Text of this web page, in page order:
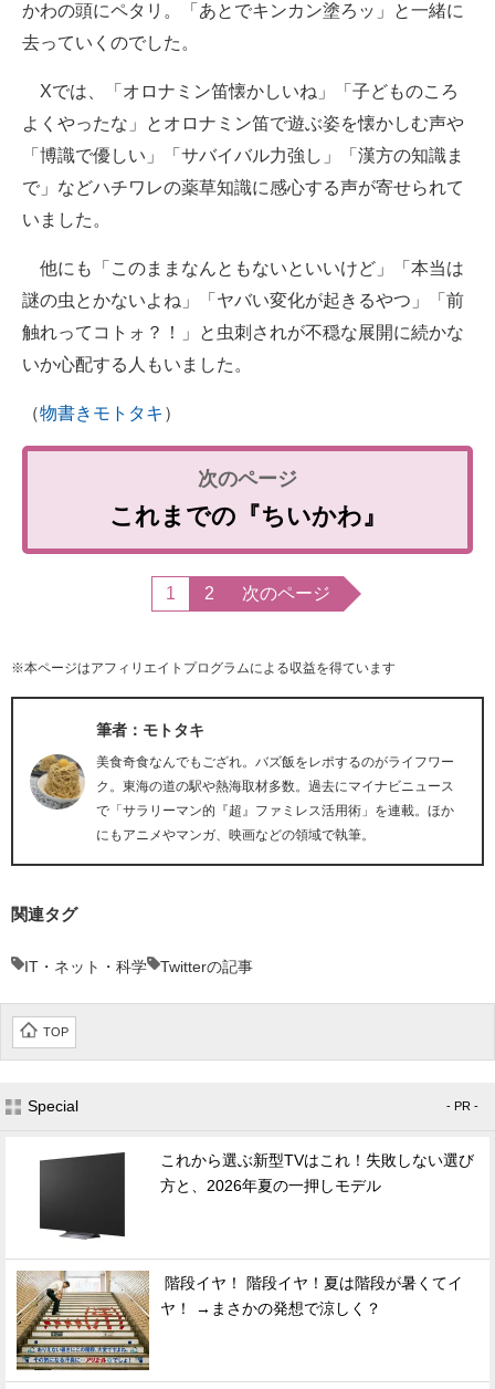
かわの頭にペタリ。「あとでキンカン塗ろッ」と一緒に
去っていくのでした。
Xでは、「オロナミン笛懐かしいね」「子どものころ
よくやったな」とオロナミン笛で遊ぶ姿を懐かしむ声や
「博識で優しい」「サバイバル力強し」「漢方の知識ま
で」などハチワレの薬草知識に感心する声が寄せられて
いました。
他にも「このままなんともないといいけど」「本当は
謎の虫とかないよね」「ヤバい変化が起きるやつ」「前
触れってコトォ？！」と虫刺されが不穏な展開に続かな
いか心配する人もいました。
（物書きモトタキ ）
これまでの『ちいかわ』
1 2 次のページ
※本ページはアフィリエイトプログラムによる収益を得ています
筆者：モトタキ
美食奇食なんでもござれ。バズ飯をレポするのがライフワー
ク。東海の道の駅や熱海取材多数。過去にマイナビニュース
で「サラリーマン的『超』ファミレス活用術」を連載。ほか
にもアニメやマンガ、映画などの領域で執筆。
関連タグ
IT・ネット・科学 Twitterの記事
TOP
Special - PR -
これから選ぶ新型TVはこれ！失敗しない選び
方と、2026年夏の一押しモデル
階段イヤ！ 階段イヤ！夏は階段が暑くてイ
ヤ！ →まさかの発想で涼しく？